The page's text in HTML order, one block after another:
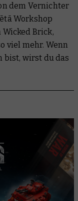
dem Vernichter
Workshop
Brick,
viel mehr. Wenn
bist, wirst du das